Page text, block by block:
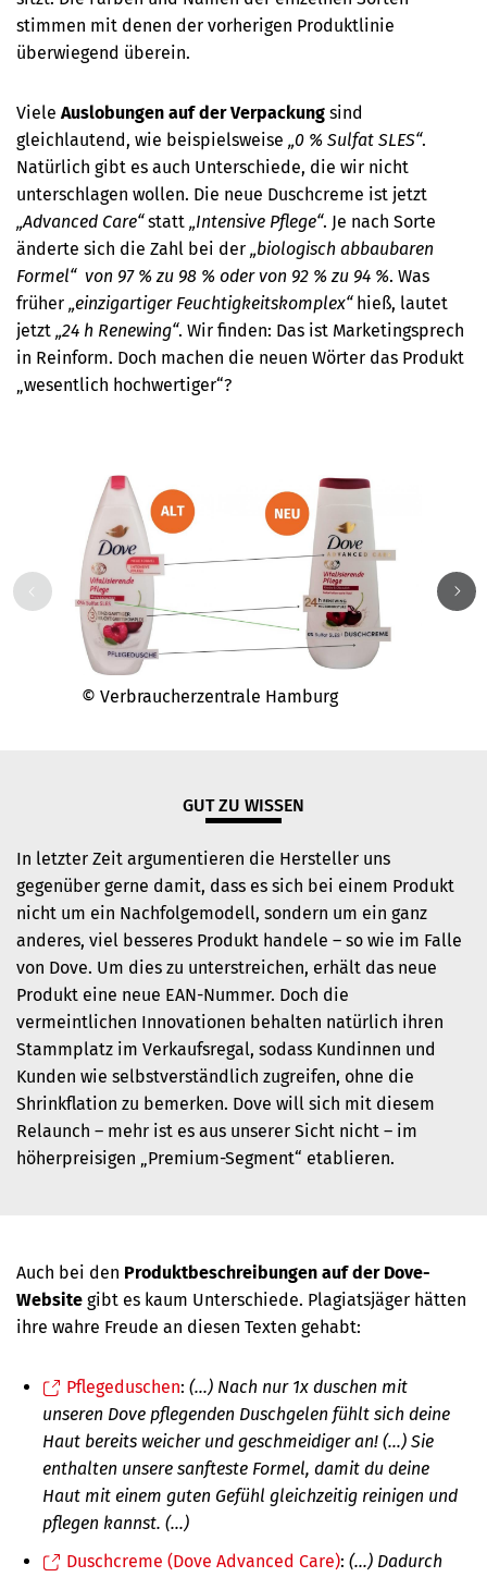
stimmen mit denen der vorherigen Produktlinie
überwiegend überein.
Viele Auslobungen auf der Verpackung sind
gleichlautend, wie beispielsweise „0 % Sulfat SLES“.
Natürlich gibt es auch Unterschiede, die wir nicht
unterschlagen wollen. Die neue Duschcreme ist jetzt
„Advanced Care“statt „Intensive Pflege“. Je nach Sorte
änderte sich die Zahl bei der „biologisch abbaubaren
Formel“ von 97 % zu 98 % oder von 92 % zu 94 %. Was
früher „einzigartiger Feuchtigkeitskomplex“hieß, lautet
jetzt „24 h Renewing“. Wir finden: Das ist Marketingsprech
in Reinform. Doch machen die neuen Wörter das Produkt
„wesentlich hochwertiger“?
© Verbraucherzentrale Hamburg
GUT ZU WISSEN
In letzter Zeit argumentieren die Hersteller uns
gegenüber gerne damit, dass es sich bei einem Produkt
nicht um ein Nachfolgemodell, sondern um ein ganz
anderes, viel besseres Produkt handele – so wie im Falle
von Dove. Um dies zu unterstreichen, erhält das neue
Produkt eine neue EAN-Nummer. Doch die
vermeintlichen Innovationen behalten natürlich ihren
Stammplatz im Verkaufsregal, sodass Kundinnen und
Kunden wie selbstverständlich zugreifen, ohne die
Shrinkflation zu bemerken. Dove will sich mit diesem
Relaunch – mehr ist es aus unserer Sicht nicht – im
höherpreisigen „Premium-Segment“ etablieren.
Auch bei den Produktbeschreibungen auf der Dove-
Website gibt es kaum Unterschiede. Plagiatsjäger hätten
ihre wahre Freude an diesen Texten gehabt:
Pflegeduschen: (...) Nach nur 1x duschen mit
unseren Dove pflegenden Duschgelen fühlt sich deine
Haut bereits weicher und geschmeidiger an! (…) Sie
enthalten unsere sanfteste Formel, damit du deine
Haut mit einem guten Gefühl gleichzeitig reinigen und
pflegen kannst. (...)
Duschcreme (Dove Advanced Care): (...) Dadurch